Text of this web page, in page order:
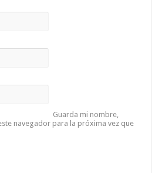
Guarda mi nombre,
navegador para la próxima vez que